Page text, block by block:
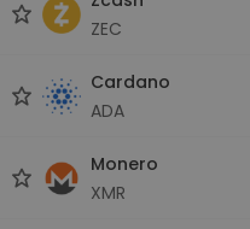
ZEC
Cardano
ADA
Monero
XMR